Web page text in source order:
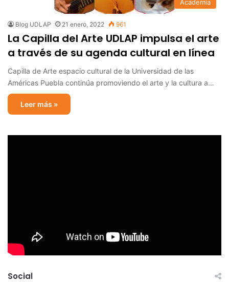
Academia
Blog UDLAP 21 enero, 2022 961
La Capilla del Arte UDLAP impulsa el arte
a través de su agenda cultural en línea
Capilla de Arte espacio cultural de la Universidad de las
Américas Puebla continúa promoviendo el arte y la cultura a…
Leer más »
Social